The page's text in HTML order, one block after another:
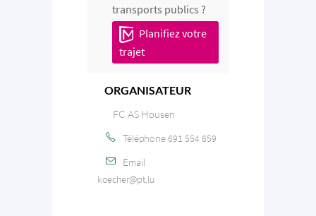
transports publics ?
Planifiez votre
trajet
ORGANISATEUR
FC AS Housen
Téléphone691 554 659
Email
koecher@pt.lu